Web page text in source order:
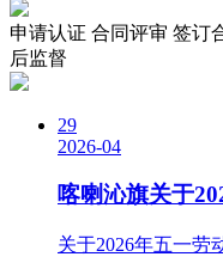
申请认证 合同评审 签订
后监督
29
2026-04
喀喇沁旗关于
关于2026年五一